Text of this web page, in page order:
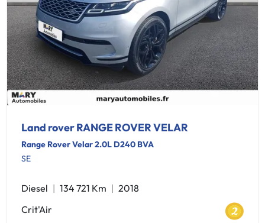
Land rover RANGE ROVER VELAR
Range Rover Velar 2.0L D240 BVA
SE
Diesel 134 721 Km
2018
Crit'Air